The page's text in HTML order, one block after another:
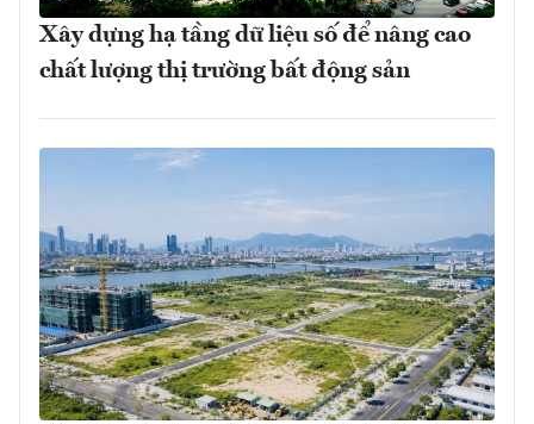
Xây dựng hạ tầng dữ liệu số để nâng cao
chất lượng thị trường bất động sản